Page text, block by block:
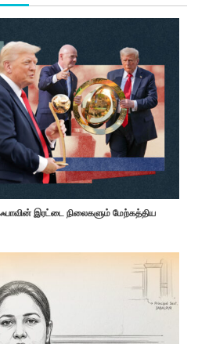
இரட்டை நிலைகளும் மேற்கத்திய